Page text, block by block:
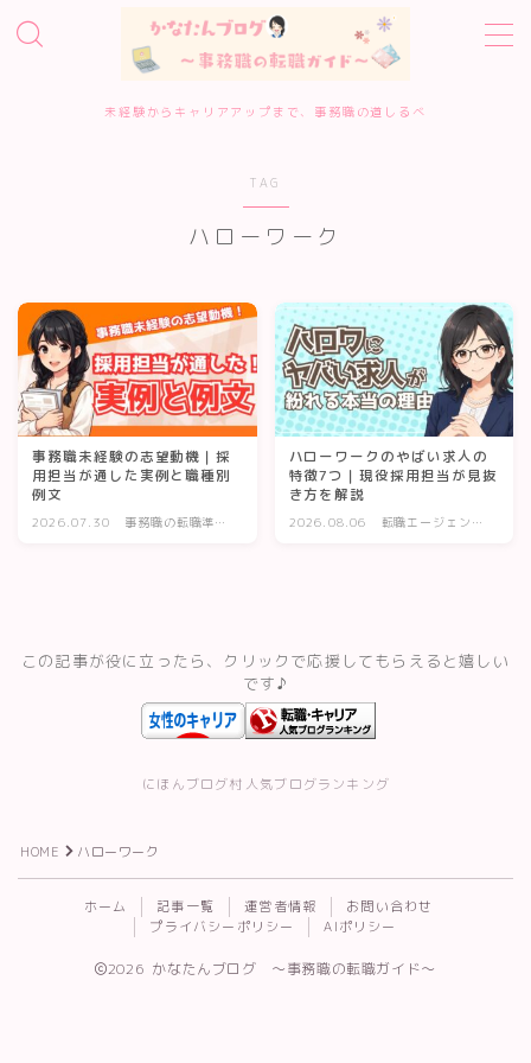
未経験からキャリアアップまで、事務職の道しるべ
事務職転職サービス診断
転職エージェント10選
転職準備・進め方
エージェント・サイトの評判
履歴書・面接対策
Follow Me
TAG
ハローワーク
事務職未経験の志望動機｜採
用担当が通した実例と職種別
例文
2026.07.30
事務職の転職準
ハローワークのやばい求人の
特徴7つ｜現役採用担当が見抜
き方を解説
2026.08.06
転職エージェン
この記事が役に立ったら、クリックで応援してもらえると嬉しい
です♪
にほんブログ村 人気ブログランキング
HOME ハローワーク
ホーム 記事一覧 運営者情報
お問い合わせ
プライバシーポリシー
AIポリシー
2026 かなたんブログ 〜事務職の転職ガイド〜